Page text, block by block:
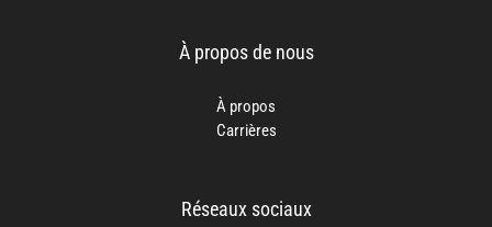
À propos de nous
À propos
Carrières
Réseaux sociaux